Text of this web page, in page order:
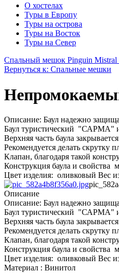
О хостелах
Туры в Европу
Туры на острова
Туры на Восток
Туры на Север
Спальный мешок Pinguin Mistral
Вернуться к: Спальные мешки
Описание: Баул надежно
Баул туристический "САРМА"
Верхняя часть баула
Рекомендуется делать скрутку
Клапан, благодаря такой
Конструкция баула и свойства
Цвет изделия: оливковый Вес
Описание
Описание: Баул надежно
Баул туристический "САРМА"
Верхняя часть баула
Рекомендуется делать скрутку
Клапан, благодаря такой
Конструкция баула и свойства
Цвет изделия: оливковый Вес
Материал : Винитол